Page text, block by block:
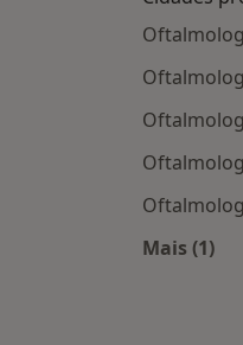
Mais (1)